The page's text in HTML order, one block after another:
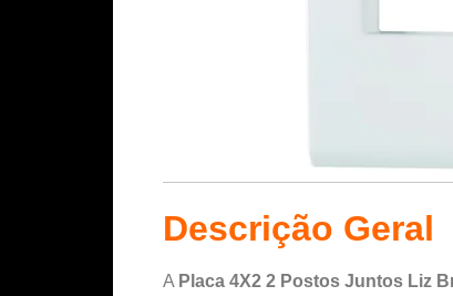
Descrição Geral
A Placa 4X2 2 Postos Juntos Liz